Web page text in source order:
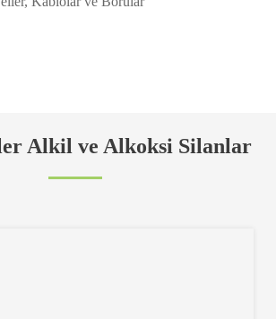
Alkil ve Alkoksi Silanlar